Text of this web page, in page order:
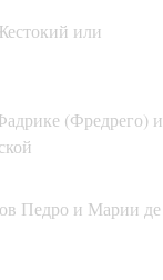
или
(Фредрего) и
Педро и Марии де